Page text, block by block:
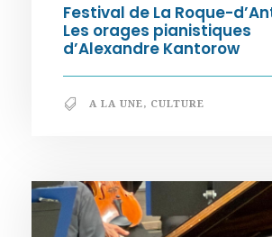
Festival de La Roque-
Les orages pianistiques
d’Alexandre Kantorow
A LA UNE, CULTURE